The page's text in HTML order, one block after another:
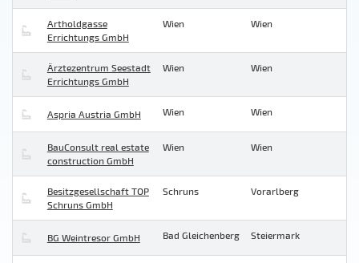
Artholdgasse
Errichtungs GmbH
Wien Wien
Ärztezentrum Seestadt
Errichtungs GmbH
Wien Wien
Aspria Austria GmbH Wien Wien
BauConsult real estate
construction GmbH
Wien Wien
Besitzgesellschaft TOP
Schruns GmbH
Schruns Vorarlberg
BG Weintresor GmbH Bad Gleichenberg Steiermark